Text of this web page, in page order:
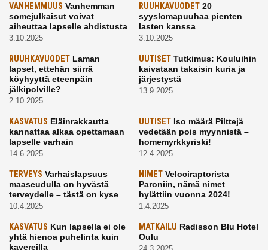
VANHEMMUUS Vanhemman
somejulkaisut voivat
aiheuttaa lapselle ahdistusta
3.10.2025
RUUHKAVUODET20
syyslomapuuhaa pienten
lasten kanssa
3.10.2025
RUUHKAVUODET Laman
lapset, ettehän siirrä
köyhyyttä eteenpäin
jälkipolville?
2.10.2025
UUTISETTutkimus: Kouluihin
kaivataan takaisin kuria ja
järjestystä
13.9.2025
KASVATUS Eläinrakkautta
kannattaa alkaa opettamaan
lapselle varhain
14.6.2025
UUTISETIso määrä Pilttejä
vedetään pois myynnistä –
homemyrkkyriski!
12.4.2025
TERVEYS Varhaislapsuus
maaseudulla on hyvästä
terveydelle – tästä on kyse
10.4.2025
NIMETVelociraptorista
Paroniin, nämä nimet
hylättiin vuonna 2024!
1.4.2025
KASVATUS Kun lapsella ei ole
yhtä hienoa puhelinta kuin
kavereilla
MATKAILU Radisson Blu Hotel
Oulu